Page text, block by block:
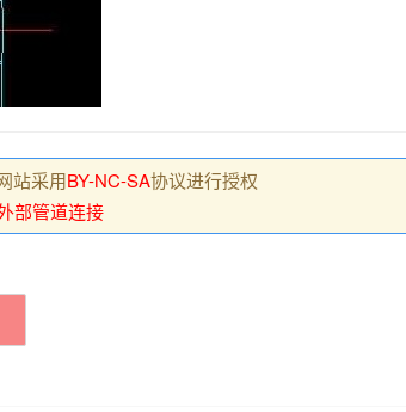
站采用BY-NC-SA协议进行授权
部管道连接